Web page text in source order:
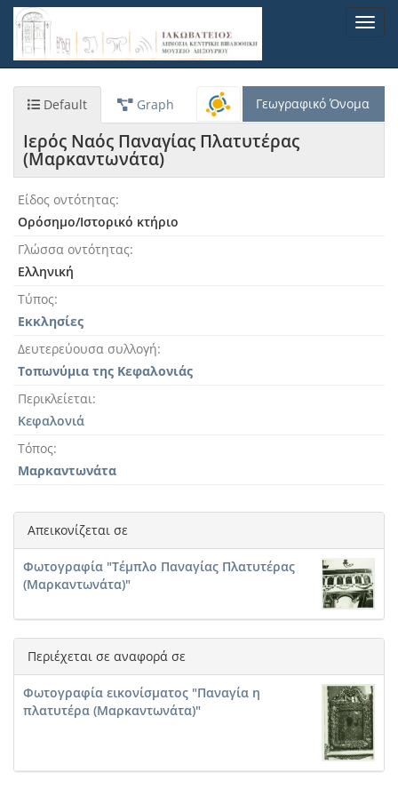
Παράκαμψη
προς
κυρίως
Default Graph Γεωγραφικό Όνομα
Ιερός Ναός Παναγίας Πλατυτέρας
(Μαρκαντωνάτα)
Είδος οντότητας
Ορόσημο/Ιστορικό κτήριο
Γλώσσα οντότητας
Ελληνική
Τύπος
Εκκλησίες
Δευτερεύουσα συλλογή
Τοπωνύμια της Κεφαλονιάς
Περικλείεται
Κεφαλονιά
Τόπος
Μαρκαντωνάτα
Απεικονίζεται σε
Φωτογραφία "Τέμπλο Παναγίας Πλατυτέρας
(Μαρκαντωνάτα)"
Περιέχεται σε αναφορά σε
Φωτογραφία εικονίσματος "Παναγία η
πλατυτέρα (Μαρκαντωνάτα)"